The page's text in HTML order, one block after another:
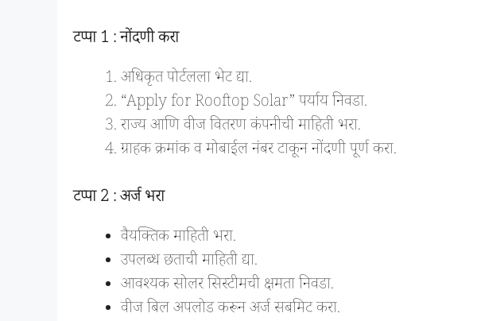
टप्पा 1 : नोंदणी करा
अधिकृत पोर्टलला भेट द्या.
“Apply for Rooftop Solar” पर्याय निवडा.
राज्य आणि वीज वितरण कंपनीची माहिती भरा.
ग्राहक क्रमांक व मोबाईल नंबर टाकून नोंदणी पूर्ण करा.
टप्पा 2 : अर्ज भरा
वैयक्तिक माहिती भरा.
उपलब्ध छताची माहिती द्या.
आवश्यक सोलर सिस्टीमची क्षमता निवडा.
वीज बिल अपलोड करून अर्ज सबमिट करा.